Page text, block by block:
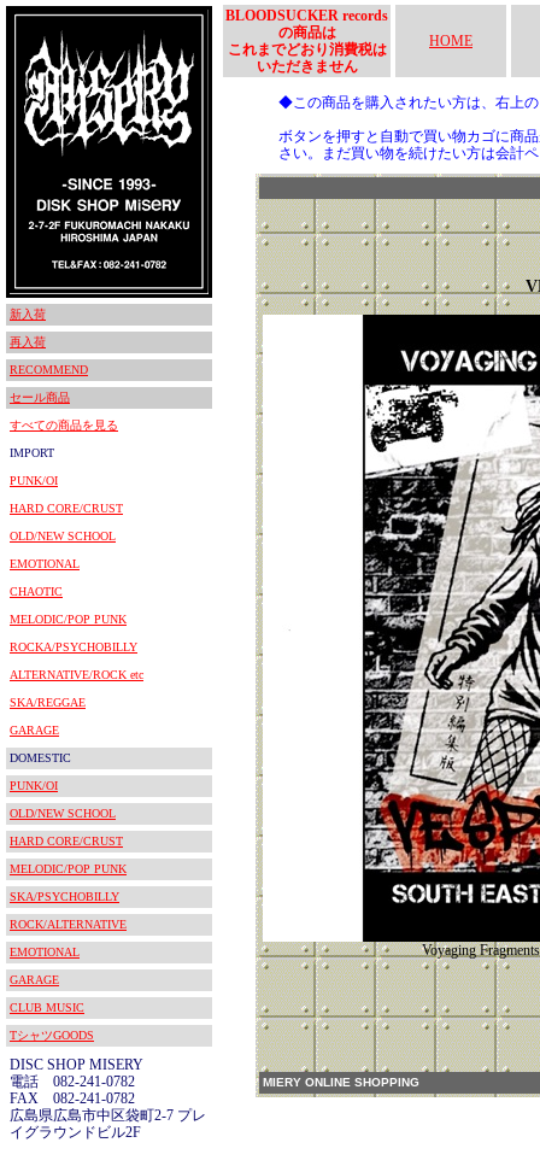
新入荷
再入荷
RECOMMEND
セール商品
すべての商品を見る
IMPORT
PUNK/OI
HARD CORE/CRUST
OLD/NEW SCHOOL
EMOTIONAL
CHAOTIC
MELODIC/POP PUNK
ROCKA/PSYCHOBILLY
ALTERNATIVE/ROCK etc
SKA/REGGAE
GARAGE
DOMESTIC
PUNK/OI
OLD/NEW SCHOOL
HARD CORE/CRUST
MELODIC/POP PUNK
SKA/PSYCHOBILLY
ROCK/ALTERNATIVE
EMOTIONAL
GARAGE
CLUB MUSIC
TシャツGOODS
DISC SHOP MISERY
電話 082-241-0782
FAX 082-241-0782
広島県広島市中区袋町2-7 プレ
イグラウンドビル2F
BLOODSUCKER records
の商品は
これまでどおり消費税は
いただきません
HOME
◆この商品を購入されたい方は、右上
ボタンを押すと自動で買い物カゴに商
さい。まだ買い物を続けたい方は会計
Voyaging
MIERY ONLINE SHOPPING